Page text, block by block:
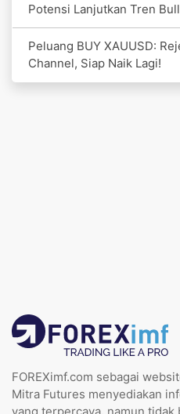
Potensi Lanjutkan Tren
Peluang BUY XAUUSD:
Channel, Siap Naik Lagi!
FOREXimf.com sebagai
Mitra Futures menyediakan